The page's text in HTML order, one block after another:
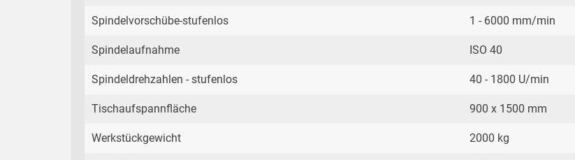
Spindelvorschübe-stufenlos 1 - 6000 mm/min
Spindelaufnahme ISO 40
Spindeldrehzahlen - stufenlos 40 - 1800 U/min
Tischaufspannfläche 900 x 1500 mm
Werkstückgewicht 2000 kg